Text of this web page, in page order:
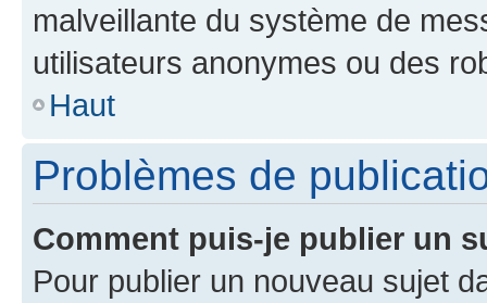
malveillante du système de
utilisateurs anonymes ou des
Haut
Problèmes de
Comment puis-je publier un
Pour publier un nouveau sujet